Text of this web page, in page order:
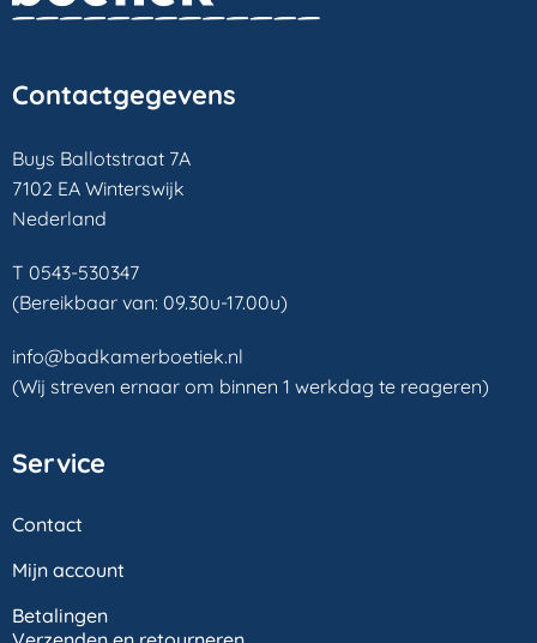
Contactgegevens
Buys Ballotstraat 7A
7102 EA Winterswijk
Nederland
T 0543-530347
(Bereikbaar van: 09.30u-17.00u)
info@badkamerboetiek.nl
(Wij streven ernaar om binnen 1 werkdag te reageren)
Service
Contact
Mijn account
Betalingen